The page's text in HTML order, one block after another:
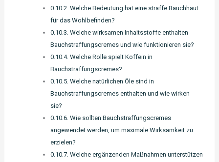
Welche Bedeutung hat eine straffe Bauchhaut
für das Wohlbefinden?
Welche wirksamen Inhaltsstoffe enthalten
Bauchstraffungscremes und wie funktionieren sie?
Welche Rolle spielt Koffein in
Bauchstraffungscremes?
Welche natürlichen Öle sind in
Bauchstraffungscremes enthalten und wie wirken
sie?
Wie sollten Bauchstraffungscremes
angewendet werden, um maximale Wirksamkeit zu
erzielen?
Welche ergänzenden Maßnahmen unterstützen